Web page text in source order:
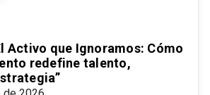
Activo que Ignoramos: Cómo
redefine talento,